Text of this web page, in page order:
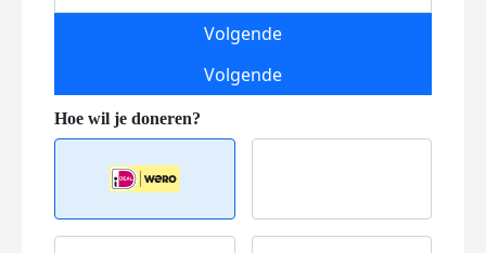
Volgende
Volgende